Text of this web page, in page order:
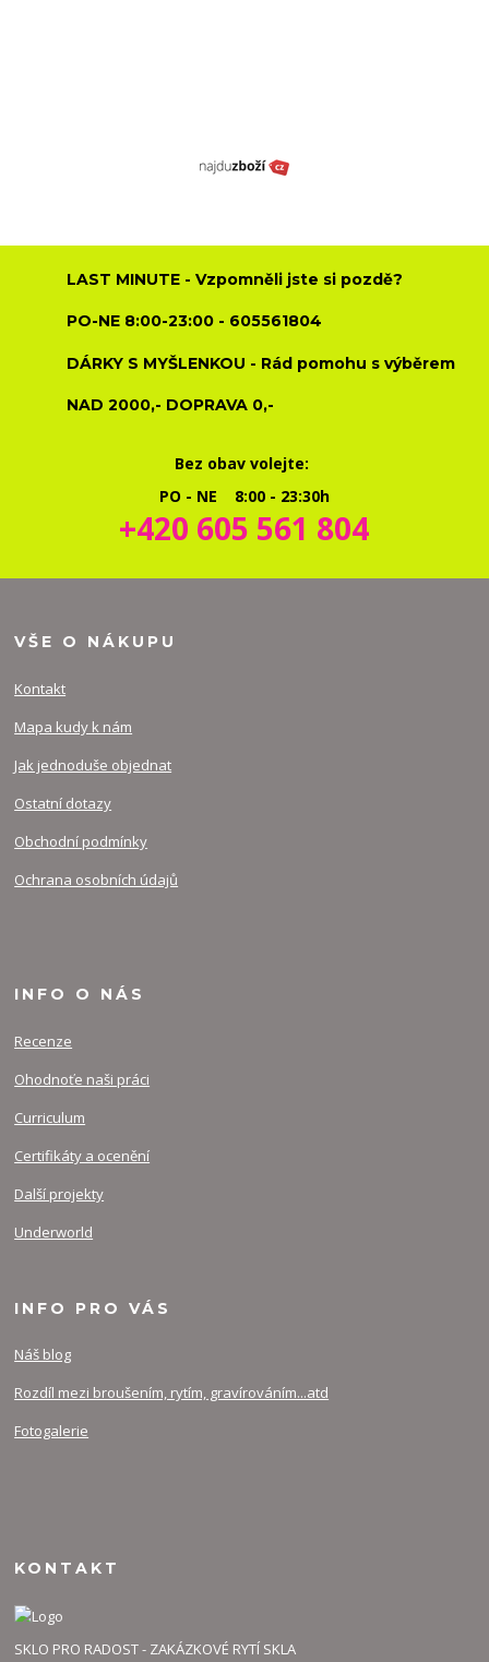
LAST MINUTE - Vzpomněli jste si pozdě?
PO-NE 8:00-23:00 - 605561804
DÁRKY S MYŠLENKOU - Rád pomohu s výběrem
NAD 2000,- DOPRAVA 0,-
Bez obav volejte:
PO - NE 8:00 - 23:30h
+420 605 561 804
VŠE O NÁKUPU
Kontakt
Mapa kudy k nám
Jak jednoduše objednat
Ostatní dotazy
Obchodní podmínky
Ochrana osobních údajů
INFO O NÁS
Recenze
Ohodnoťe naši práci
Curriculum
Certifikáty a ocenění
Další projekty
Underworld
INFO PRO VÁS
Náš blog
Rozdíl mezi broušením, rytím, gravírováním...atd
Fotogalerie
KONTAKT
SKLO PRO RADOST - ZAKÁZKOVÉ RYTÍ SKLA